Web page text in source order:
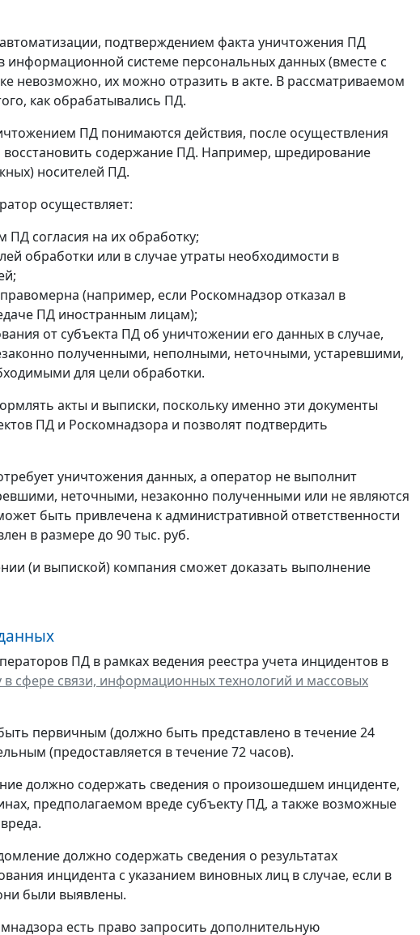
подтверждением факта уничтожения ПД
информационной системе персональных данных (вместе с
невозможно, их можно отразить в акте. В рассматриваемом
как обрабатывались ПД.
ПД понимаются действия, после осуществления
содержание ПД. Например, шредирование
носителей ПД.
осуществляет:
ПД согласия на их обработку;
обработки или в случае утраты необходимости в
(например, если Роскомнадзор отказал в
ПД иностранным лицам);
от субъекта ПД об уничтожении его данных в случае,
полученными, неполными, неточными, устаревшими,
для цели обработки.
акты и выписки, поскольку именно эти документы
ПД и Роскомнадзора и позволят подтвердить
уничтожения данных, а оператор не выполнит
неточными, незаконно полученными или не являются
быть привлечена к административной ответственности
в размере до 90 тыс. руб.
(и выпиской) компания сможет доказать выполнение
ПД в рамках ведения реестра учета инцидентов в
сфере связи, информационных технологий и массовых
первичным (должно быть представлено в течение 24
(предоставляется в течение 72 часов).
должно содержать сведения о произошедшем инциденте,
предполагаемом вреде субъекту ПД, а также возможные
должно содержать сведения о результатах
инцидента с указанием виновных лиц в случае, если в
были выявлены.
есть право запросить дополнительную